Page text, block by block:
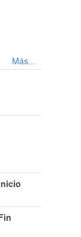
Más...